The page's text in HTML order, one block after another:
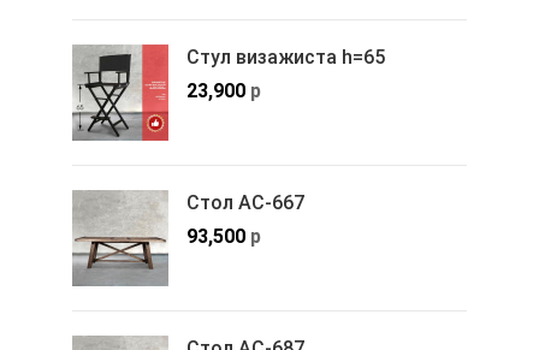
Стул визажиста h=65
23,900 р
Стол АС-667
93,500 р